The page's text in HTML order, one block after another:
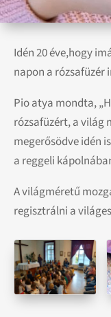
Idén 20 éve,hogy
napon a rózsafüzér
Pio atya mondta,
rózsafüzért, a világ
megerősödve idén
a reggeli
A világméretű
regisztrálni a